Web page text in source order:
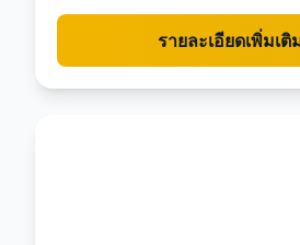
รายละเอียดเพิ่มเติ